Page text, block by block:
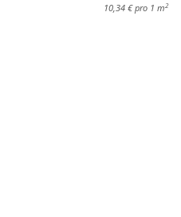
10,34 € pro 1 m 2